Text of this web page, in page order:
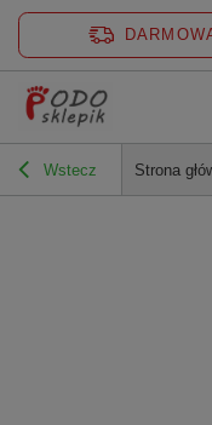
Wstecz Strona